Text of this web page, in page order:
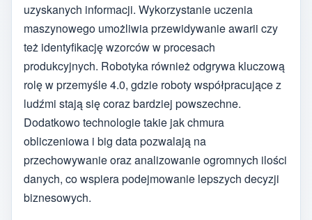
uzyskanych informacji. Wykorzystanie uczenia
maszynowego umożliwia przewidywanie awarii czy
też identyfikację wzorców w procesach
produkcyjnych. Robotyka również odgrywa kluczową
rolę w przemyśle 4.0, gdzie roboty współpracujące z
ludźmi stają się coraz bardziej powszechne.
Dodatkowo technologie takie jak chmura
obliczeniowa i big data pozwalają na
przechowywanie oraz analizowanie ogromnych ilości
danych, co wspiera podejmowanie lepszych decyzji
biznesowych.